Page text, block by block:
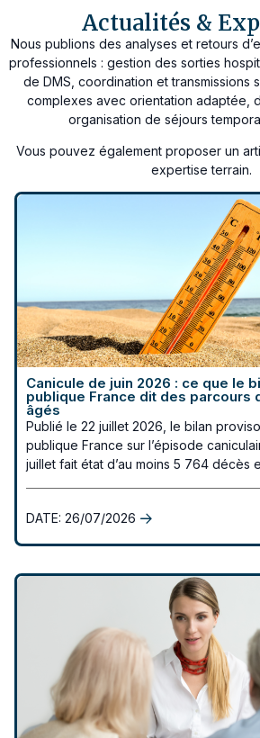
Actualités &
Nous publions des analyses et retours
professionnels : gestion des sorties
de DMS, coordination et transmissions
complexes avec orientation adaptée,
organisation de séjours
Vous pouvez également proposer un
expertise terrain.
Canicule de juin 2026 : ce que le
publique France dit des parcours
âgés
Publié le 22 juillet 2026, le bilan
publique France sur l’épisode
juillet fait état d’au moins 5 764 décès
DATE: 26/07/2026